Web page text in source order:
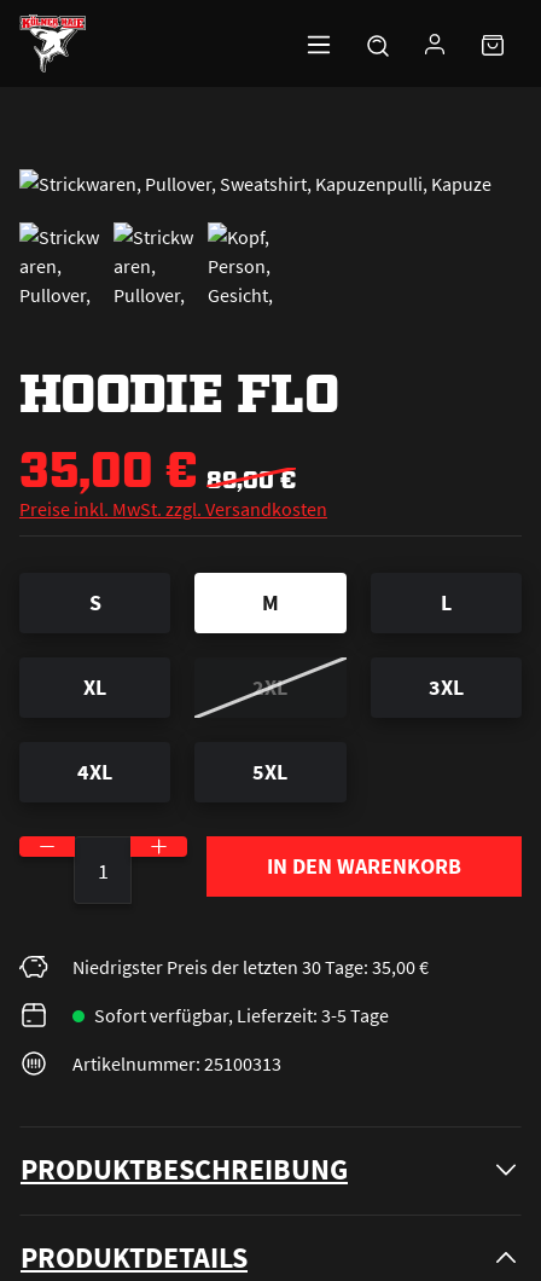
Zum Hauptinhalt springen
HOODIE FLO
35,00 € 89,00 €
Preise inkl. MwSt. zzgl. Versandkosten
S M L
XL 2XL 3XL
4XL 5XL
Produkt Anzahl: Gib den gewünschten Wert
IN DEN WARENKORB
Niedrigster Preis der letzten 30 Tage: 35,00 €
Sofort verfügbar, Lieferzeit: 3-5 Tage
Artikelnummer: 25100313
PRODUKTBESCHREIBUNG
PRODUKTDETAILS